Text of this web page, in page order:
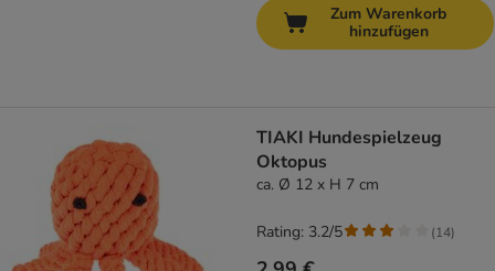
Zum Warenkorb
hinzufügen
TIAKI Hundespielzeug
Oktopus
ca. Ø 12 x H 7 cm
Rating: 3.2/5 (14)